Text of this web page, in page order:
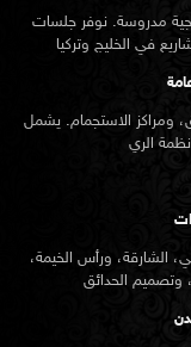
مدروسة. نوفر جلسات
ومراكز الاستجمام. يشمل
الشارقة، ورأس الخيمة،